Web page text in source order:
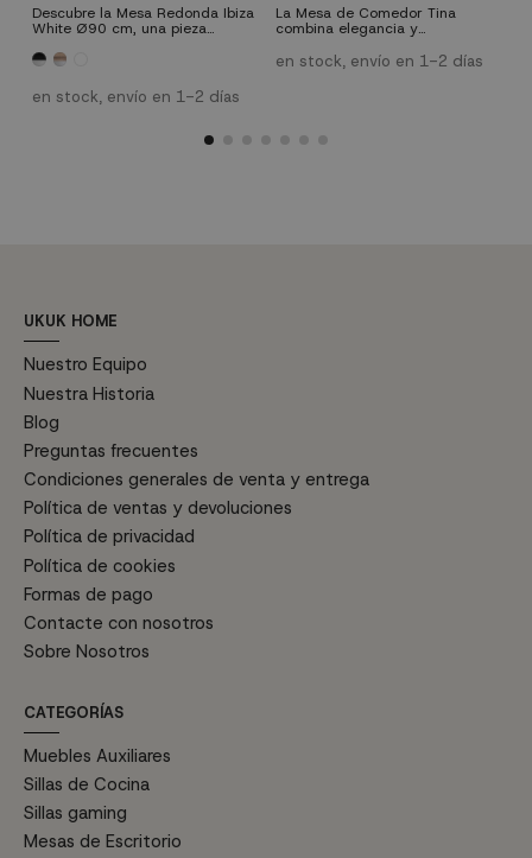
Descubre la Mesa Redonda Ibiza
White Ø90 cm, una pieza
combina diseño contemporáneo
perfecta para cualquier espacio.
Su pie central metálico lacado
moderno y elegante para
en stock, envío en 1-2 días
La Mesa de Comedor Tina
combina elegancia y
moderno. Fabricada con madera
de alta calidad y tablero MDF,
en stock, envío en 1-2 días
UKUK HOME
Nuestro Equipo
Nuestra Historia
Blog
Preguntas frecuentes
Condiciones generales de venta y entrega
Política de ventas y devoluciones
Política de privacidad
Política de cookies
Formas de pago
Contacte con nosotros
Sobre Nosotros
CATEGORÍAS
Muebles Auxiliares
Sillas de Cocina
Sillas gaming
Mesas de Escritorio